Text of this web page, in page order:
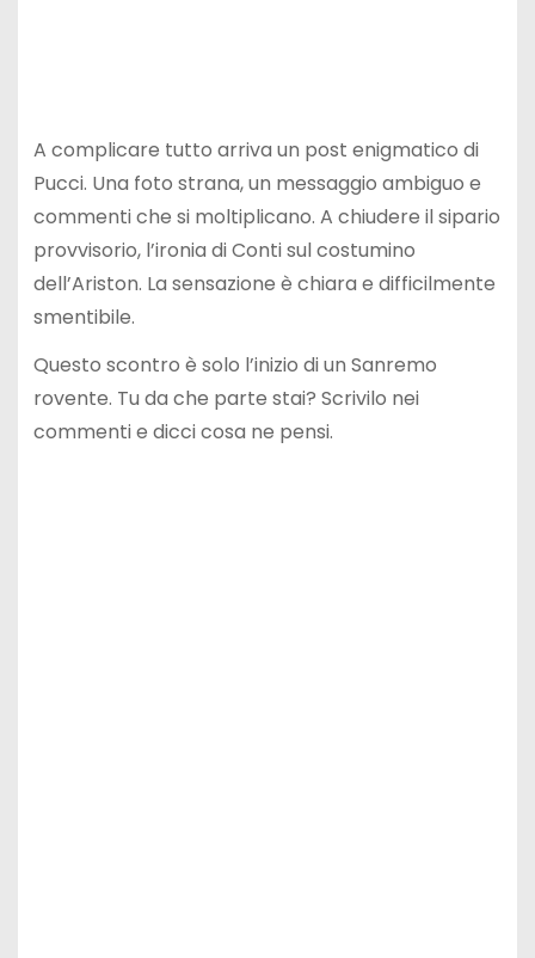
A complicare tutto arriva un post enigmatico di
Pucci. Una foto strana, un messaggio ambiguo e
commenti che si moltiplicano. A chiudere il sipario
provvisorio, l’ironia di Conti sul costumino
dell’Ariston. La sensazione è chiara e difficilmente
smentibile.
Questo scontro è solo l’inizio di un Sanremo
rovente. Tu da che parte stai? Scrivilo nei
commenti e dicci cosa ne pensi.